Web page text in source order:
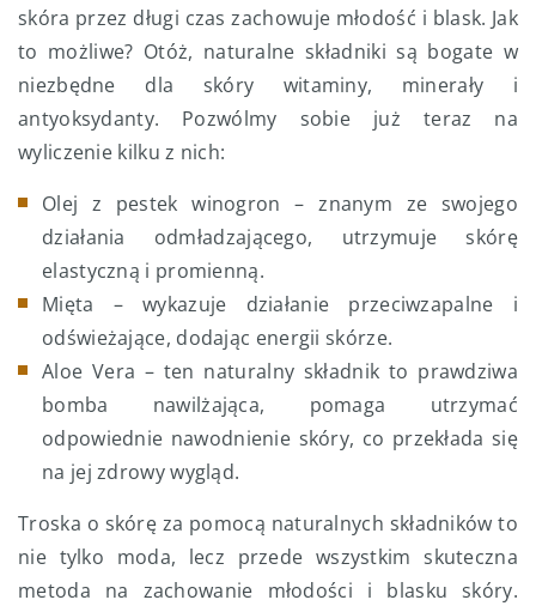
skóra przez długi czas zachowuje młodość i blask. Jak
to możliwe? Otóż, naturalne składniki są bogate w
niezbędne dla skóry witaminy, minerały i
antyoksydanty. Pozwólmy sobie już teraz na
wyliczenie kilku z nich:
Olej z pestek winogron – znanym ze swojego
działania odmładzającego, utrzymuje skórę
elastyczną i promienną.
Mięta – wykazuje działanie przeciwzapalne i
odświeżające, dodając energii skórze.
Aloe Vera – ten naturalny składnik to prawdziwa
bomba nawilżająca, pomaga utrzymać
odpowiednie nawodnienie skóry, co przekłada się
na jej zdrowy wygląd.
Troska o skórę za pomocą naturalnych składników to
nie tylko moda, lecz przede wszystkim skuteczna
metoda na zachowanie młodości i blasku skóry.